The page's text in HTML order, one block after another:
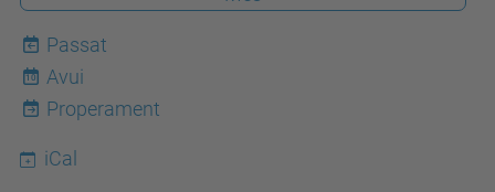
Passat
10
Avui
Properament
iCal